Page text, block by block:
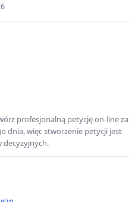
profesjonalną petycję on-line za
dnia, więc stworzenie petycji jest
decyzyjnych.